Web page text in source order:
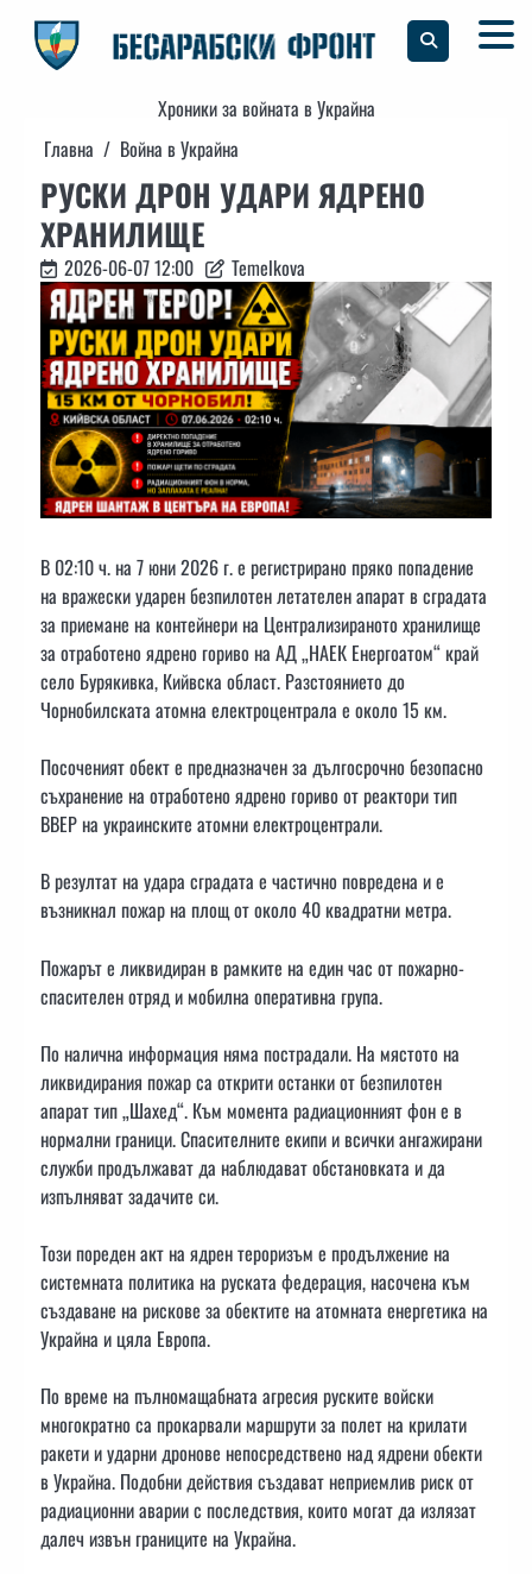
content
Хроники за войната в Украйна
Главна
Война в Украйна
РУСКИ ДРОН УДАРИ ЯДРЕНО
ХРАНИЛИЩЕ
2026-06-07 12:00 Temelkova
В 02:10 ч. на 7 юни 2026 г. е регистрирано пряко попадение
на вражески ударен безпилотен летателен апарат в сградата
за приемане на контейнери на Централизираното хранилище
за отработено ядрено гориво на АД „НАЕК Енергоатом“ край
село Бурякивка, Кийвска област. Разстоянието до
Чорнобилската атомна електроцентрала е около 15 км.
Посоченият обект е предназначен за дългосрочно безопасно
съхранение на отработено ядрено гориво от реактори тип
ВВЕР на украинските атомни електроцентрали.
В резултат на удара сградата е частично повредена и е
възникнал пожар на площ от около 40 квадратни метра.
Пожарът е ликвидиран в рамките на един час от пожарно-
спасителен отряд и мобилна оперативна група.
По налична информация няма пострадали. На мястото на
ликвидирания пожар са открити останки от безпилотен
апарат тип „Шахед“. Към момента радиационният фон е в
нормални граници. Спасителните екипи и всички ангажирани
служби продължават да наблюдават обстановката и да
изпълняват задачите си.
Този пореден акт на ядрен тероризъм е продължение на
системната политика на руската федерация, насочена към
създаване на рискове за обектите на атомната енергетика на
Украйна и цяла Европа.
По време на пълномащабната агресия руските войски
многократно са прокарвали маршрути за полет на крилати
ракети и ударни дронове непосредствено над ядрени обекти
в Украйна. Подобни действия създават неприемлив риск от
радиационни аварии с последствия, които могат да излязат
далеч извън границите на Украйна.